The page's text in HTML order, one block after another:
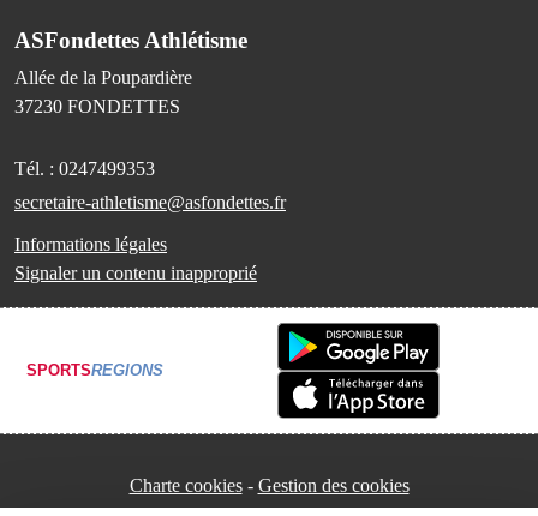
ASFondettes Athlétisme
Allée de la Poupardière
37230 FONDETTES
Tél. : 0247499353
secretaire-athletisme@asfondettes.fr
Informations légales
Signaler un contenu inapproprié
SPORTSREGIONS
Charte cookies Gestion des cookies